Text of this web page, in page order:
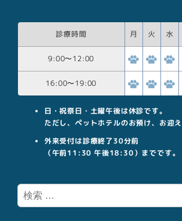
診療時間 月 火 水
9:00〜12:00
16:00〜19:00
日・祝祭日・土曜午後は休診です。
ただし、ペットホテルのお預け、お迎え
外来受付は診療終了30分前
（午前11:30 午後18:30）までです。
検
索